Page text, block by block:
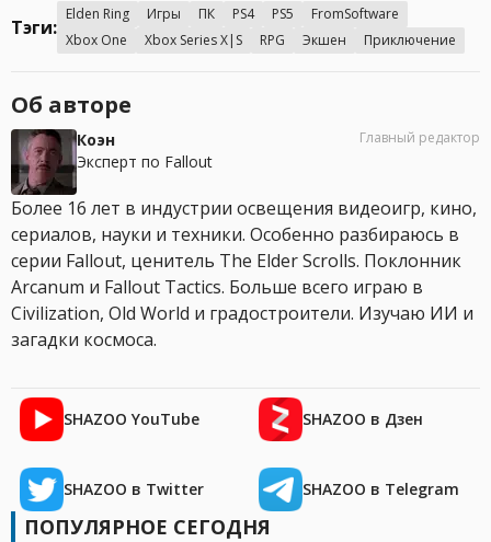
Тэги:
Elden Ring Игры ПК PS4 PS5
FromSoftware
Xbox One
Xbox Series X|S RPG Экшен Приключение
Об авторе
Коэн
Эксперт по Fallout
Главный редактор
Более 16 лет в индустрии освещения видеоигр, кино,
сериалов, науки и техники. Особенно разбираюсь в
серии Fallout, ценитель The Elder Scrolls. Поклонник
Arcanum и Fallout Tactics. Больше всего играю в
Civilization, Old World и градостроители. Изучаю ИИ и
загадки космоса.
SHAZOO YouTube SHAZOO в Дзен
SHAZOO в Twitter SHAZOO в Telegram
ПОПУЛЯРНОЕ СЕГОДНЯ